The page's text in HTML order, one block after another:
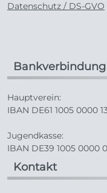
Datenschutz / DS-GVO
Bankverbindung
Hauptverein:
IBAN DE61 1005 0000
Jugendkasse:
IBAN DE39 1005 0000
Kontakt